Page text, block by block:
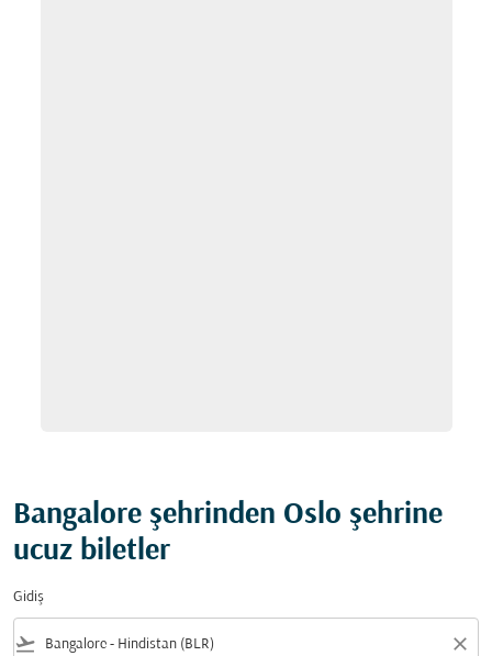
Bangalore şehrinden Oslo şehrine
ucuz biletler
Gidiş
flight_takeoff close